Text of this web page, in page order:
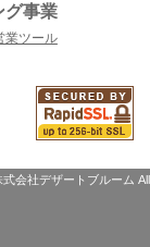
グ事業
業ツール
会社デザートブルーム